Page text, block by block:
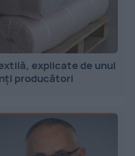
explicate de unul
producători